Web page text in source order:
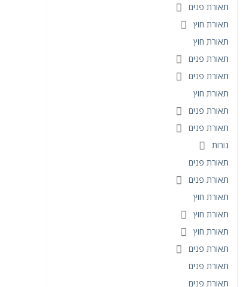
תאורת פנים
תאורת חוץ
תאורת חוץ
תאורת פנים
תאורת פנים
תאורת חוץ
תאורת פנים
תאורת פנים
נורות
תאורת פנים
תאורת פנים
תאורת חוץ
תאורת חוץ
תאורת חוץ
תאורת פנים
תאורת פנים
תאורת פנים